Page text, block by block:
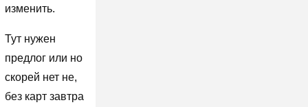
изменить.
Тут нужен
предлог или но
скорей нет не,
без карт завтра